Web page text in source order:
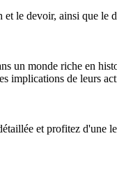
le devoir, ainsi que
un monde riche en
implications de leurs
et profitez d'une